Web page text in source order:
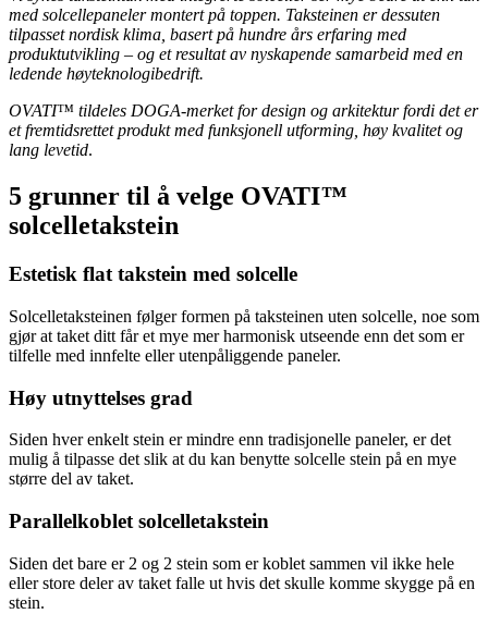
med solcellepaneler montert på toppen. Taksteinen er dessuten
tilpasset nordisk klima, basert på hundre års erfaring med
produktutvikling – og et resultat av nyskapende samarbeid med en
ledende høyteknologibedrift.
OVATI™ tildeles DOGA-merket for design og arkitektur fordi det er
et fremtidsrettet produkt med funksjonell utforming, høy kvalitet og
lang levetid.
5 grunner til å velge OVATI™
solcelletakstein
Estetisk flat takstein med solcelle
Solcelletaksteinen følger formen på taksteinen uten solcelle, noe som
gjør at taket ditt får et mye mer harmonisk utseende enn det som er
tilfelle med innfelte eller utenpåliggende paneler.
Høy utnyttelses grad
Siden hver enkelt stein er mindre enn tradisjonelle paneler, er det
mulig å tilpasse det slik at du kan benytte solcelle stein på en mye
større del av taket.
Parallelkoblet solcelletakstein
Siden det bare er 2 og 2 stein som er koblet sammen vil ikke hele
eller store deler av taket falle ut hvis det skulle komme skygge på en
stein.